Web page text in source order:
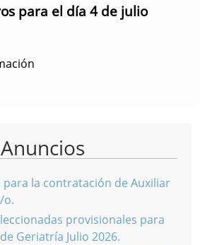
para el día 4 de julio
para la contratación de Auxiliar
o.
provisionales para
Geriatría Julio 2026.